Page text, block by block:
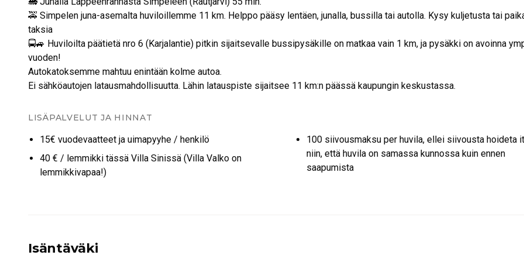
🚕 Simpelen juna-asemalta huviloillemme 11 km. Helppo pääsy lentäen, junalla, bussilla tai autolla. Kysy kuljetusta tai
taksia
🚍🚙 Huviloilta päätietä nro 6 (Karjalantie) pitkin sijaitsevalle bussipysäkille on matkaa vain 1 km, ja pysäkki on avoinna
vuoden!
Autokatoksemme mahtuu enintään kolme autoa.
Ei sähköautojen latausmahdollisuutta. Lähin latauspiste sijaitsee 11 km:n päässä kaupungin keskustassa.
LISÄPALVELUT JA HINNAT
15€ vuodevaatteet ja uimapyyhe / henkilö
40 € / lemmikki tässä Villa Sinissä (Villa Valko on
lemmikkivapaa!)
100 siivousmaksu per huvila, ellei siivousta hoideta
niin, että huvila on samassa kunnossa kuin ennen
saapumista
Isäntäväki